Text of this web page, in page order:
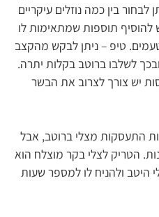
לבחור בין כמה נוזלים עיקריים
להוסיף תוספות שמתאימות לו
טיפ – ניתן לבקש מהקצב
לשלבו ברוטב בקלות יתרה.
יש צורך לצרוב את הבשר
התעסקות מצלי ברוטב, אבל
הטריק לצלי בקר מוצלח הוא
היטב ולהניח לו למספר שעות